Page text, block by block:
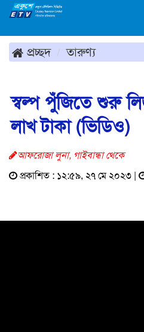
প্রচ্ছদ তারুণ্য
স্বল্প পুঁজিতে শুরু
লাখ টাকা (ভিডিও)
আফরোজা লুনা, গাইবান্ধা থেকে
প্রকাশিত : ১২:৫৯, ২৭ মে ২০২৩ |